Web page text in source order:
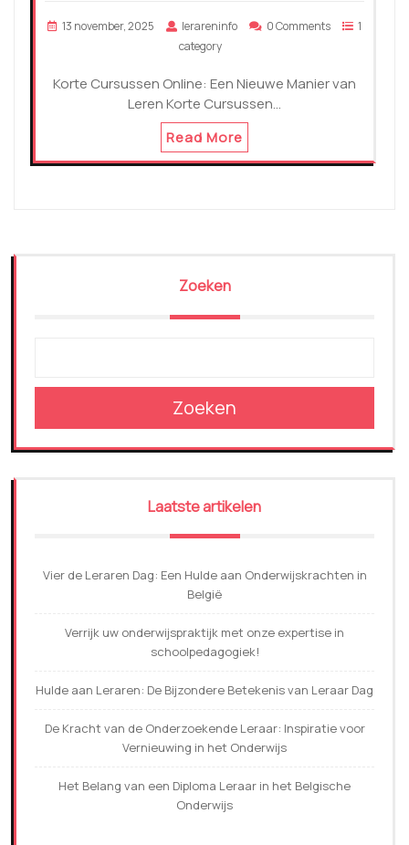
13 november, 2025 lerareninfo 0 Comments
1
category
Korte Cursussen Online: Een Nieuwe Manier van
Leren Korte Cursussen…
Read More
Zoeken
Zoeken
Laatste artikelen
Vier de Leraren Dag: Een Hulde aan Onderwijskrachten in
België
Verrijk uw onderwijspraktijk met onze expertise in
schoolpedagogiek!
Hulde aan Leraren: De Bijzondere Betekenis van Leraar Dag
De Kracht van de Onderzoekende Leraar: Inspiratie voor
Vernieuwing in het Onderwijs
Het Belang van een Diploma Leraar in het Belgische
Onderwijs